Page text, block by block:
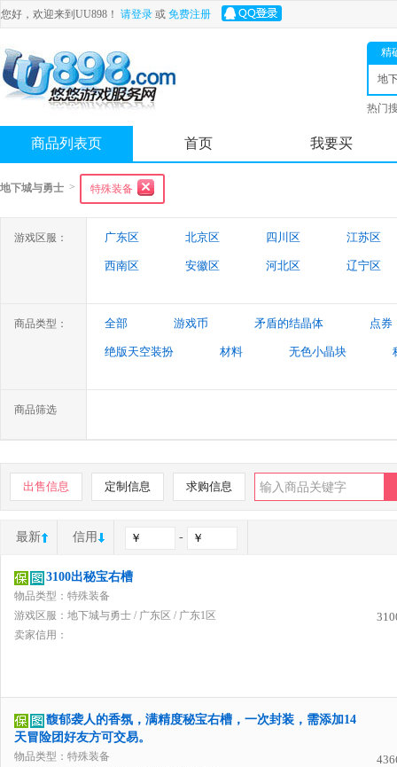
您好，欢迎来到UU898！ 请登录 或 免费注册
精
地
士
热门
商品列表页 首页 我要买
地下城与勇士 > 特殊装备
游戏区服： 广东区 北京区 四川区 江苏区
西南区 安徽区 河北区 辽宁区
商品类型： 全部 游戏币 矛盾的结晶体 点券
绝版天空装扮 材料 无色小晶块
商品筛选
出售信息 定制信息 求购信息
最新 信用 -
3100出秘宝右槽
物品类型：特殊装备
游戏区服： 地下城与勇士 / 广东区 / 广东1区
卖家信用：
馥郁袭人的香氛，满精度秘宝右槽，一次封装，需添加14
天冒险团好友方可交易。
物品类型：特殊装备